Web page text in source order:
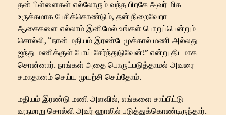
தன் பிள்ளைகள் எல்லோரும் வந்த பிறகே அவர் மிக
உருக்கமாக பேசிக்கொண்டும், தன் நிறைவேறா
ஆசைகளை எல்லாம் இனிமேல் உங்கள் பொறுப்பென்றும்
சொல்லி, “நான் மதியம் இரண்டேமுக்கால் மணி அல்லது
ஐந்து மணிக்குள் போய் சேர்ந்துடுவேன்!” என்று திடமாக
சொன்னார். நாங்கள் அதை பொருட்படுத்தாமல் அவரை
சமாதானம் செய்ய முயற்சி செய்தோம்.
மதியம் இரண்டு மணி அளவில், எங்களை சாப்பிட்டு
வருமாறு சொல்லி அவர் ஹாலில் படுத்துக்கொண்டிருந்தார்.